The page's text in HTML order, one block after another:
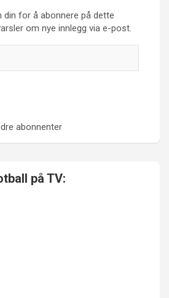
din for å abonnere på dette
om nye innlegg via e-post.
abonnenter
på TV: